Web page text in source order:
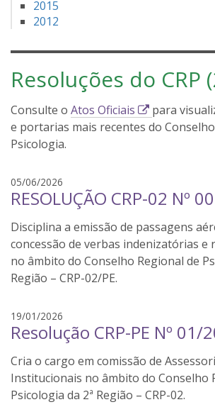
2015
2012
Resoluções do CRP
Consulte o Atos Oficiais
E
s
i
k
a
b
á
m
u
m
para
e portarias mais recentes do
Psicologia.
05/06/2026
u
s
b
a
r
a
RESOLUÇÃO CRP-02 Nº
Disciplina a emissão de passagens
concessão de verbas indenizatórias
no âmbito do Conselho Regional de
Região – CRP-02/PE.
19/01/2026
h
a
i
s
s
Resolução CRP-PE Nº 01/
Cria o cargo em comissão de
Institucionais no âmbito do Conselho
Psicologia da 2ª Região – CRP-02.